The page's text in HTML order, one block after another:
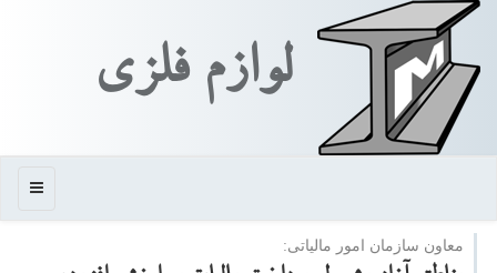
لوازم فلزی
منو
معاون سازمان امور مالیاتی: